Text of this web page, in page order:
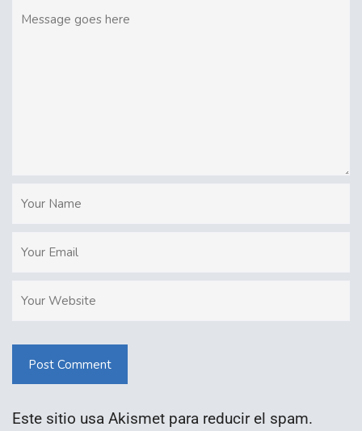
Post Comment
Este sitio usa Akismet para reducir el spam.